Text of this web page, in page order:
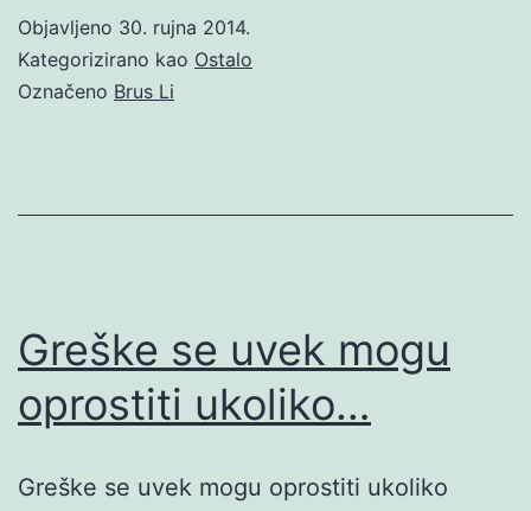
Objavljeno 30. rujna 2014.
Kategorizirano kao Ostalo
Označeno Brus Li
Greške se uvek mogu
oprostiti ukoliko…
Greške se uvek mogu oprostiti ukoliko